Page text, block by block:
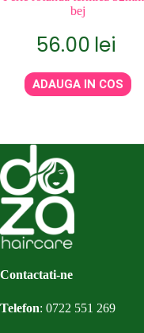
bej
56.00 lei
ADAUGA IN COS
Contactati-ne
Telefon: 0722 551 269